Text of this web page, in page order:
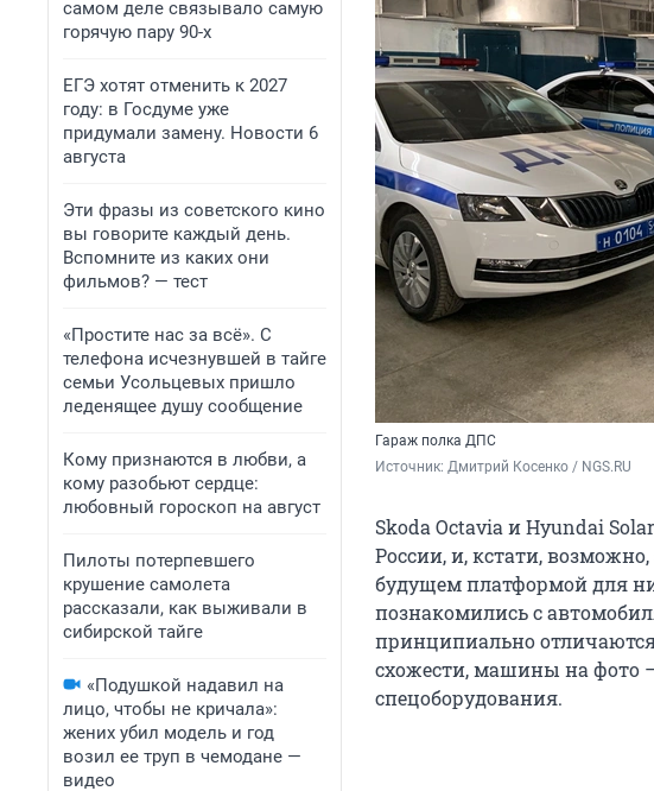
самом деле связывало самую
горячую пару 90-х
ЕГЭ хотят отменить к 2027
году: в Госдуме уже
придумали замену. Новости 6
августа
Эти фразы из советского кино
вы говорите каждый день.
Вспомните из каких они
фильмов? — тест
«Простите нас за всё». С
телефона исчезнувшей в тайге
семьи Усольцевых пришло
леденящее душу сообщение
Кому признаются в любви, а
кому разобьют сердце:
любовный гороскоп на август
Пилоты потерпевшего
крушение самолета
рассказали, как выживали в
сибирской тайге
«Подушкой надавил на
лицо, чтобы не кричала»:
жених убил модель и год
возил ее труп в чемодане —
видео
Гараж полка ДПС
Источник: Дмитрий Косенко / NGS.RU
Skoda Octavia и Hyundai
России, и, кстати,
будущем платформой для
познакомились с
принципиально
схожести, машины на фото
спецоборудования.